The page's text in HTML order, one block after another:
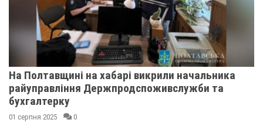
На Полтавщині на хабарі викрили начальника
райуправління Держпродспоживслужби та
бухгалтерку
01 серпня 2025 0